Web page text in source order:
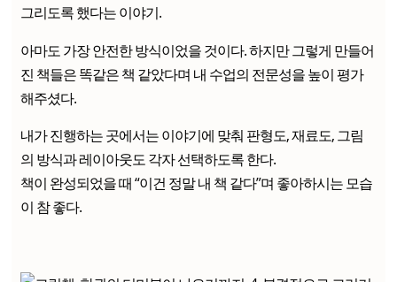
그리도록 했다는 이야기.
아마도 가장 안전한 방식이었을 것이다. 하지만 그렇게 만들어
진 책들은 똑같은 책 같았다며 내 수업의 전문성을 높이 평가
해주셨다.
내가 진행하는 곳에서는 이야기에 맞춰 판형도, 재료도, 그림
의 방식과 레이아웃도 각자 선택하도록 한다.
책이 완성되었을 때 “이건 정말 내 책 같다”며 좋아하시는 모습
이 참 좋다.